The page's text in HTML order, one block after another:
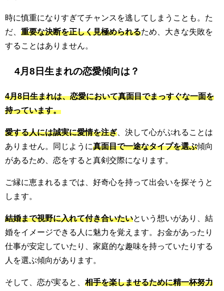
時に慎重になりすぎてチャンスを逃してしまうことも。た
だ、 重要な決断を正しく見極められるため、大きな失敗を
することはありません。
4月8日生まれの恋愛傾向は？
4月8日生まれは、恋愛において真面目でまっすぐな一面を
持っています。
愛する人には誠実に愛情を注ぎ 、決して心がぶれることは
ありません。同じように真面目で一途なタイプを選ぶ傾向
があるため、恋をすると真剣交際になります。
ご縁に恵まれるまでは、好奇心を持って出会いを探そうと
します。
結婚まで視野に入れて付き合いたいという想いがあり、結
婚をイメージできる人に魅力を覚えます。お金があったり
仕事が安定していたり、家庭的な趣味を持っていたりする
人を選ぶ傾向があります。
そして、恋が実ると、 相手を楽しませるために精一杯努力